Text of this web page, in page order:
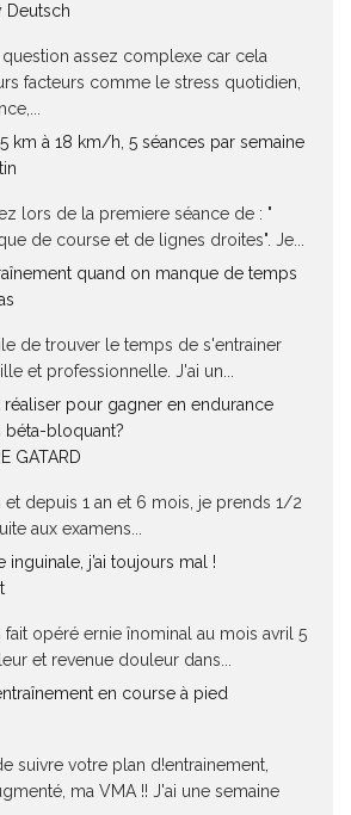
Deutsch
question assez complexe car cela
facteurs comme le stress quotidien,
km à 18 km/h, 5 séances par semaine
lors de la premiere séance de : "
de course et de lignes droites". Je...
quand on manque de temps
de trouver le temps de s'entrainer
et professionnelle. J'ai un...
réaliser pour gagner en endurance
béta-bloquant?
GATARD
et depuis 1 an et 6 mois, je prends 1/2
aux examens...
inguinale, j’ai toujours mal !
fait opéré ernie înominal au mois avril 5
et revenue douleur dans...
en course à pied
suivre votre plan d!entrainement,
ma VMA !! J'ai une semaine